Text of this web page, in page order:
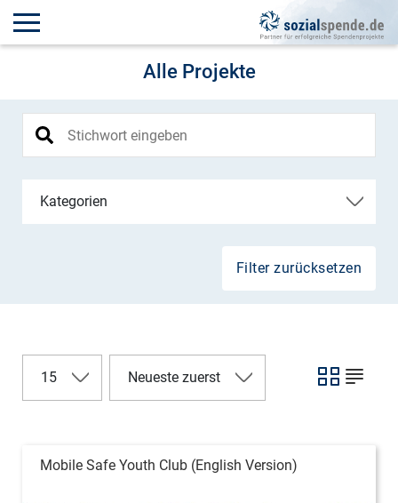
Alle Projekte
Kategorien
Filter zurücksetzen
15 Neueste zuerst
Mobile Safe Youth Club (English Version)